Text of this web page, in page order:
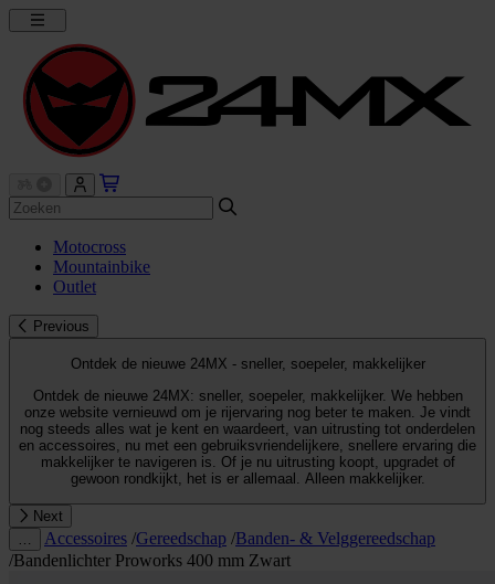
Motocross
Mountainbike
Outlet
Previous
Ontdek de nieuwe 24MX - sneller, soepeler, makkelijker
Ontdek de nieuwe 24MX: sneller, soepeler, makkelijker. We hebben
onze website vernieuwd om je rijervaring nog beter te maken. Je vindt
nog steeds alles wat je kent en waardeert, van uitrusting tot onderdelen
en accessoires, nu met een gebruiksvriendelijkere, snellere ervaring die
makkelijker te navigeren is. Of je nu uitrusting koopt, upgradet of
gewoon rondkijkt, het is er allemaal. Alleen makkelijker.
Next
Accessoires /Gereedschap /Banden- & Velggereedschap
/Bandenlichter Proworks 400 mm Zwart